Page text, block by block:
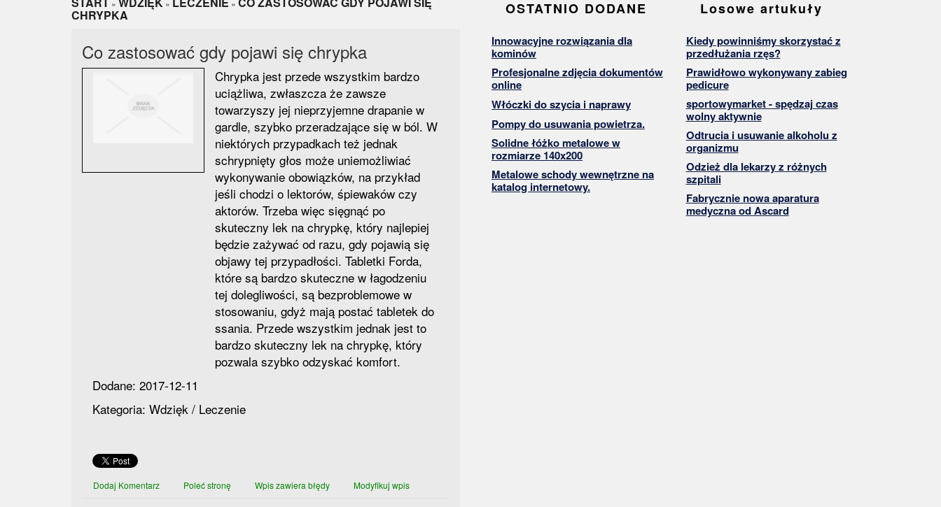
» » »
CHRYPKA
Co zastosować gdy pojawi się chrypka
Chrypka jest przede wszystkim bardzo
uciążliwa, zwłaszcza że zawsze
towarzyszy jej nieprzyjemne drapanie w
gardle, szybko przeradzające się w ból. W
niektórych przypadkach też jednak
schrypnięty głos może uniemożliwiać
wykonywanie obowiązków, na przykład
jeśli chodzi o lektorów, śpiewaków czy
aktorów. Trzeba więc sięgnąć po
skuteczny lek na chrypkę, który najlepiej
będzie zażywać od razu, gdy pojawią się
objawy tej przypadłości. Tabletki Forda,
które są bardzo skuteczne w łagodzeniu
tej dolegliwości, są bezproblemowe w
stosowaniu, gdyż mają postać tabletek do
ssania. Przede wszystkim jednak jest to
bardzo skuteczny lek na chrypkę, który
pozwala szybko odzyskać komfort.
Dodane: 2017-12-11
Kategoria: Wdzięk / Leczenie
Dodaj Komentarz Poleć stronę Wpis zawiera błędy Modyfikuj wpis
OSTATNIO DODANE
Innowacyjne rozwiązania dla
kominów
Profesjonalne zdjęcia dokumentów
online
Włóczki do szycia i naprawy
Pompy do usuwania powietrza.
Solidne łóżko metalowe w
rozmiarze 140x200
Metalowe schody wewnętrzne na
katalog internetowy.
Losowe artukuły
Kiedy powinniśmy skorzystać z
przedłużania rzęs?
Prawidłowo wykonywany zabieg
pedicure
sportowymarket - spędzaj czas
wolny aktywnie
Odtrucia i usuwanie alkoholu z
organizmu
Odzież dla lekarzy z różnych
szpitali
Fabrycznie nowa aparatura
medyczna od Ascard